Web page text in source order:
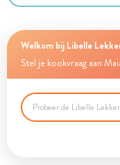
Welkom bij Libelle
Stel je kookvraag aan